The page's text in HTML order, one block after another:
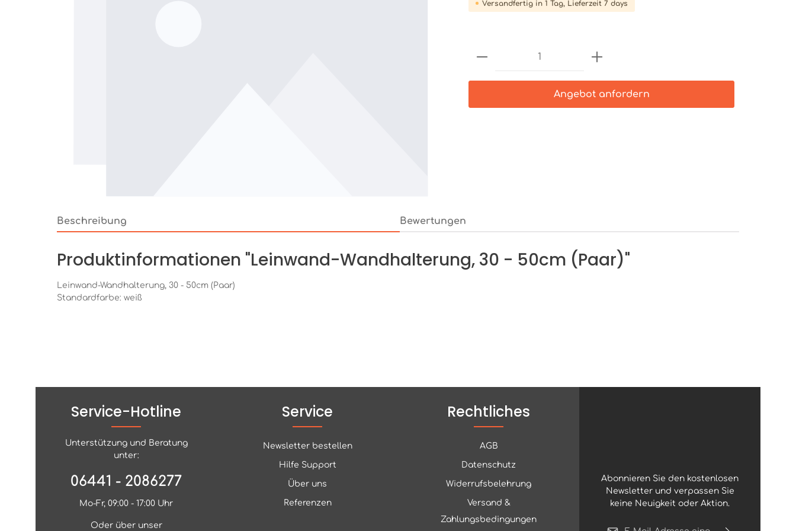
Versandfertig in 1 Tag, Lieferzeit 7 days
Produkt Anzahl: Gib den gewünschten
Angebot anfordern
Beschreibung Bewertungen
Produktinformationen "Leinwand-Wandhalterung, 30 - 50cm (Paar)"
Leinwand-Wandhalterung, 30 - 50cm (Paar)
Standardfarbe: weiß
Abonnieren Sie den kostenlosen
Newsletter und verpassen Sie
keine Neuigkeit oder Aktion.
Service-Hotline
Unterstützung und Beratung
unter:
06441 - 2086277
Mo-Fr, 09:00 - 17:00 Uhr
Oder über unser
Service
Newsletter bestellen
Hilfe Support
Über uns
Referenzen
Rechtliches
AGB
Datenschutz
Widerrufsbelehrung
Versand &
Zahlungsbedingungen